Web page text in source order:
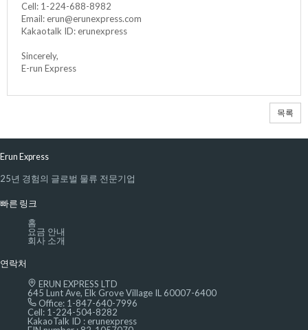
Cell: 1-224-688-8982
Email: erun@erunexpress.com
Kakaotalk ID: erunexpress
Sincerely,
E-run Express
목록
Erun Express
25년 경험의 글로벌 물류 전문기업
빠른 링크
홈
요금 안내
회사 소개
연락처
ERUN EXPRESS LTD
645 Lunt Ave, Elk Grove Village IL 60007-6400
Office: 1-847-640-7996
Cell: 1-224-504-8282
KakaoTalk ID : erunexpress